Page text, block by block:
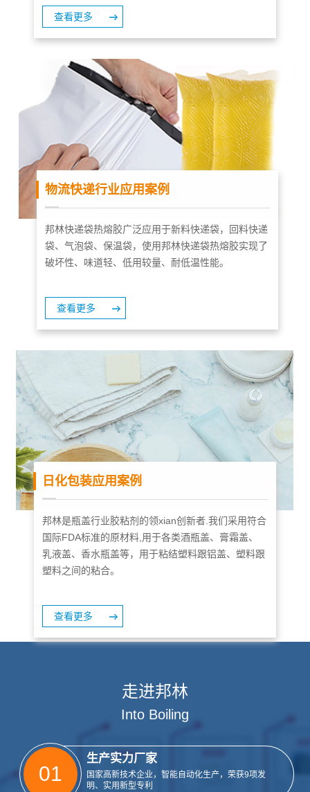
查看更多
物流快递行业应用案例
邦林快递袋热熔胶广泛应用于新料快递袋，回料快递
袋、气泡袋、保温袋，使用邦林快递袋热熔胶实现了
破坏性、味道轻、低用较量、耐低温性能。
查看更多
日化包装应用案例
邦林是瓶盖行业胶粘剂的领xian创新者.我们采用符合
国际FDA标准的原材料,用于各类酒瓶盖、膏霜盖、
乳液盖、香水瓶盖等，用于粘结塑料跟铝盖、塑料跟
塑料之间的粘合。
查看更多
走进邦林
Into Boiling
01
生产实力厂家
国家高新技术企业，智能自动化生产，荣获9项发
明、实用新型专利